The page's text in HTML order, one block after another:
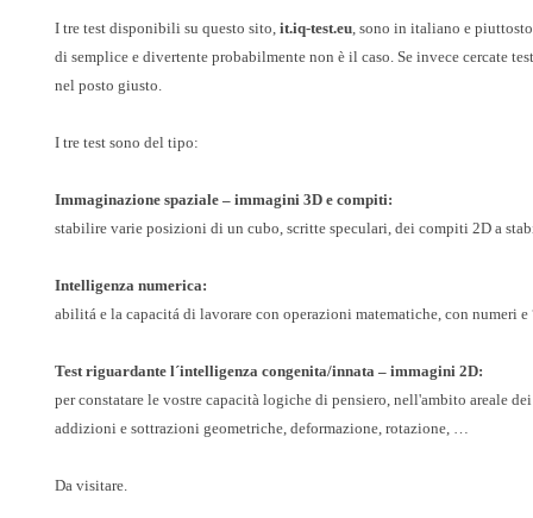
I tre test disponibili su questo sito,it.iq-test.eu, sono in italiano e
di semplice e divertente probabilmente non è il caso. Se invece cercate
nel posto giusto.
I tre test sono del tipo:
Immaginazione spaziale – immagini 3D e compiti:
stabilire varie posizioni di un cubo, scritte speculari, dei compiti 2D a
Intelligenza numerica:
abilitá e la capacitá di lavorare con operazioni matematiche, con numeri e
Test riguardante l´intelligenza congenita/innata – immagini 2D:
per constatare le vostre capacità logiche di pensiero, nell'ambito areale
addizioni e sottrazioni geometriche, deformazione, rotazione, …
Da visitare.